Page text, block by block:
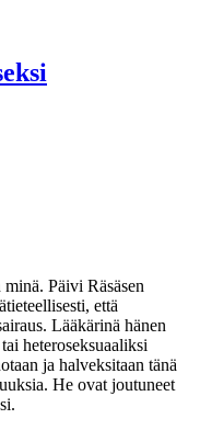
Päivi Räsäsen
että
Lääkärinä hänen
heteroseksuaaliksi
ja halveksitaan tänä
He ovat joutuneet